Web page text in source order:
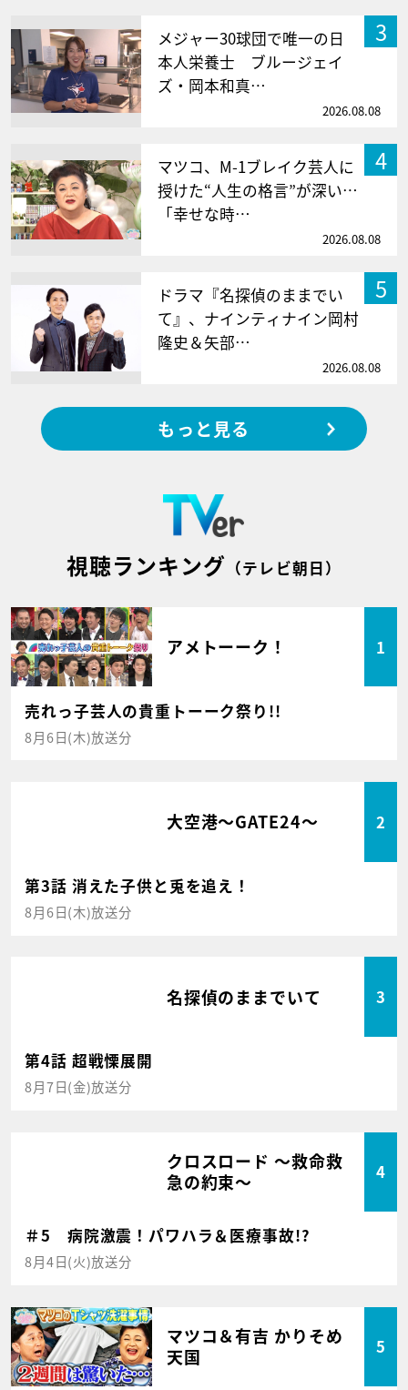
3
メジャー30球団で唯一の日
本人栄養士 ブルージェイ
ズ・岡本和真…
2026.08.08
4
マツコ、M-1ブレイク芸人に
授けた“人生の格言”が深い…
「幸せな時…
2026.08.08
5
ドラマ『名探偵のままでい
て』、ナインティナイン岡村
隆史＆矢部…
2026.08.08
もっと見る
視聴ランキング （テレビ朝日）
アメトーーク！ 1
売れっ子芸人の貴重トーーク祭り!!
8月6日(木)放送分
大空港～GATE24～ 2
第3話 消えた子供と兎を追え！
8月6日(木)放送分
名探偵のままでいて 3
第4話 超戦慄展開
8月7日(金)放送分
クロスロード ～救命救
急の約束～
4
＃5 病院激震！パワハラ＆医療事故!?
8月4日(火)放送分
マツコ＆有吉 かりそめ
天国
5